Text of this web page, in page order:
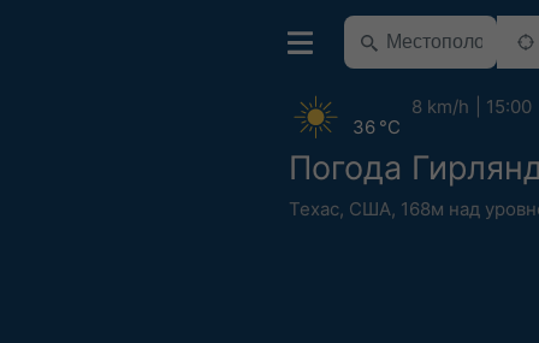
Погода
Техас, США, 168м над
36 °C
8 km/h 15:00